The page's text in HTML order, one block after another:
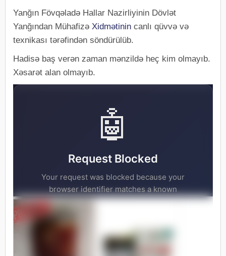
Yanğın Fövqəladə Hallar Nazirliyinin Dövlət
Yanğından Mühafizə Xidmətinin canlı qüvvə və
texnikası tərəfindən söndürülüb.
Hadisə baş verən zaman mənzildə heç kim olmayıb.
Xəsarət alan olmayıb.